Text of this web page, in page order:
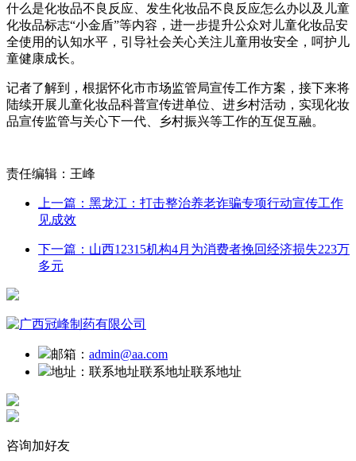
什么是化妆品不良反应、发生化妆品不良反应怎么办以及儿童
化妆品标志“小金盾”等内容，进一步提升公众对儿童化妆品安
全使用的认知水平，引导社会关心关注儿童用妆安全，呵护儿
童健康成长。
记者了解到，根据怀化市市场监管局宣传工作方案，接下来将
陆续开展儿童化妆品科普宣传进单位、进乡村活动，实现化妆
品宣传监管与关心下一代、乡村振兴等工作的互促互融。
责任编辑：王峰
上一篇：黑龙江：打击整治养老诈骗专项行动宣传工作
见成效
下一篇：山西12315机构4月为消费者挽回经济损失223万
多元
邮箱： admin@aa.com
地址： 联系地址联系地址联系地址
咨询加好友